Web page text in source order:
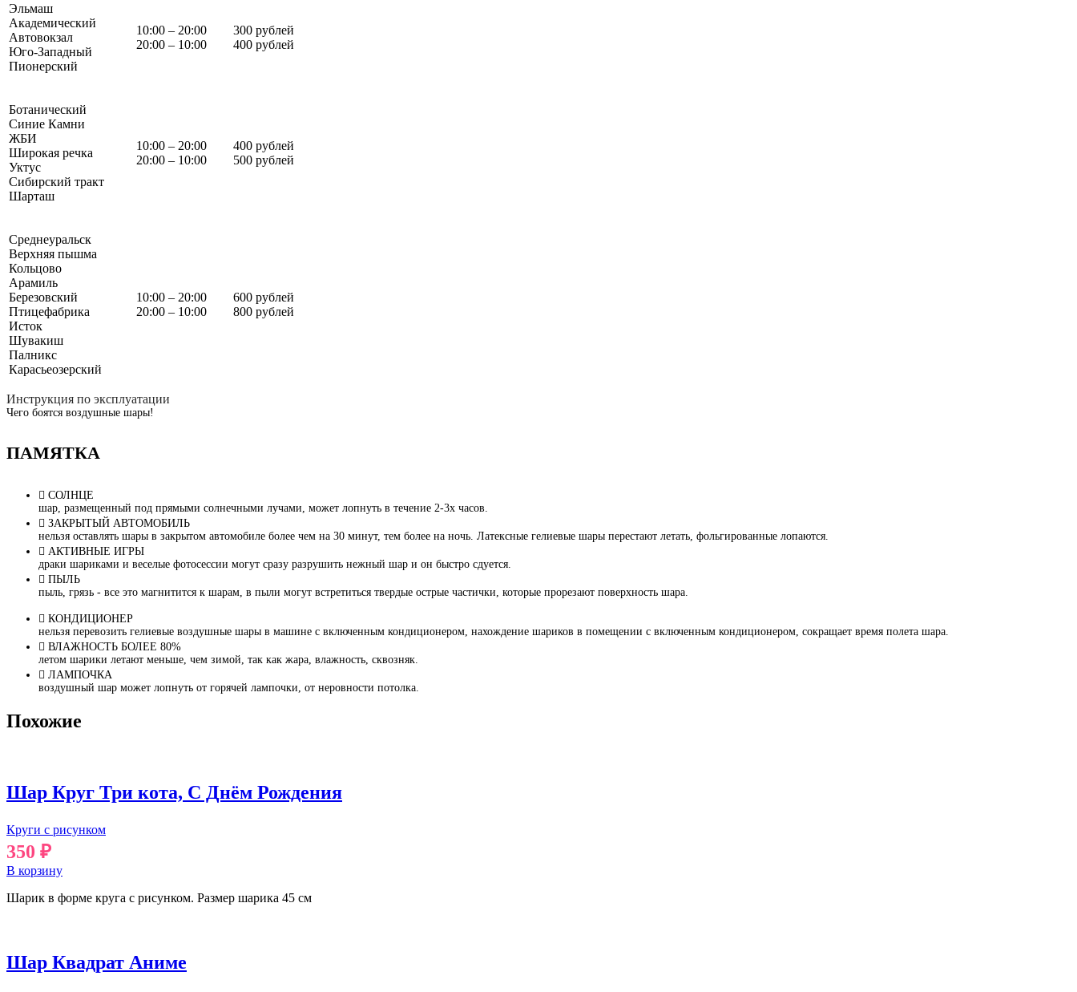
Эльмаш
Академический
Автовокзал
Юго-Западный
Пионерский
10:00 – 20:00
20:00 – 10:00
300 рублей
400 рублей
Ботанический
Синие Камни
ЖБИ
Широкая речка
Уктус
Сибирский тракт
Шарташ
10:00 – 20:00
20:00 – 10:00
400 рублей
500 рублей
Среднеуральск
Верхняя пышма
Кольцово
Арамиль
Березовский
Птицефабрика
Исток
Шувакиш
Палникс
Карасьеозерский
10:00 – 20:00
20:00 – 10:00
600 рублей
800 рублей
Инструкция по эксплуатации
Чего боятся воздушные шары!
ПАМЯТКА
СОЛНЦЕ
шар, размещенный под прямыми солнечными лучами, может лопнуть в течение 2-3х часов.
ЗАКРЫТЫЙ АВТОМОБИЛЬ
нельзя оставлять шары в закрытом автомобиле более чем на 30 минут, тем более на ночь. Латексные гелиевые шары перестают летать, фольгированные лопаются.
АКТИВНЫЕ ИГРЫ
драки шариками и веселые фотосессии могут сразу разрушить нежный шар и он быстро сдуется.
ПЫЛЬ
пыль, грязь - все это магнитится к шарам, в пыли могут встретиться твердые острые частички, которые прорезают поверхность шара.
КОНДИЦИОНЕР
нельзя перевозить гелиевые воздушные шары в машине с включенным кондиционером, нахождение шариков в помещении с включенным кондиционером, сокращает время полета шара.
ВЛАЖНОСТЬ БОЛЕЕ 80%
летом шарики летают меньше, чем зимой, так как жара, влажность, сквозняк.
ЛАМПОЧКА
воздушный шар может лопнуть от горячей лампочки, от неровности потолка.
Похожие
Шар Круг Три кота, С Днём Рождения
Круги с рисунком
350 ₽
В корзину
Шарик в форме круга с рисунком. Размер шарика 45 см
Шар Квадрат Аниме